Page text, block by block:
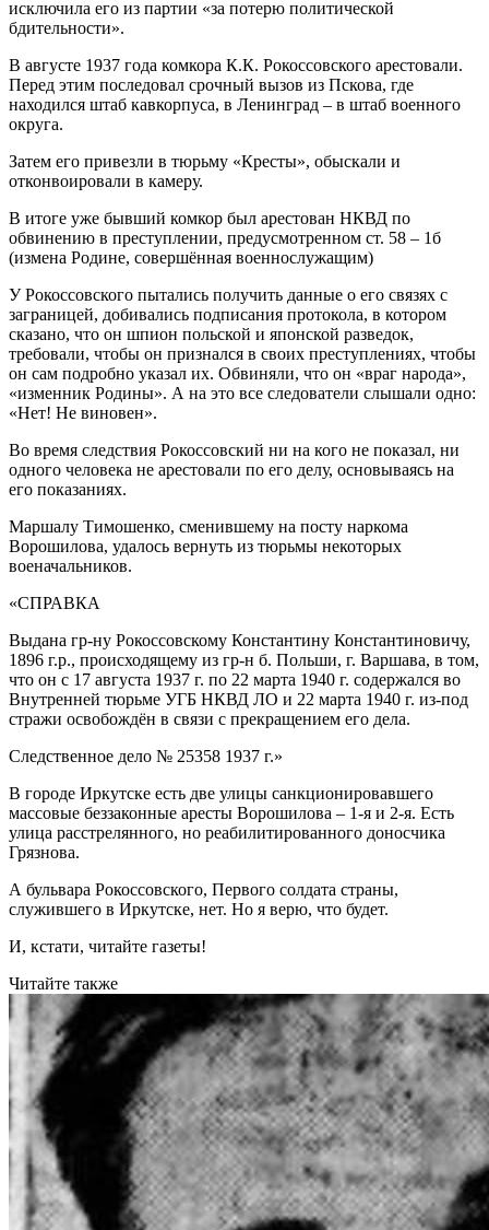
исключила его из партии «за потерю политической
бдительности».
В августе 1937 года комкора К.К. Рокоссовского арестовали.
Перед этим последовал срочный вызов из Пскова, где
находился штаб кавкорпуса, в Ленинград – в штаб военного
округа.
Затем его привезли в тюрьму «Кресты», обыскали и
отконвоировали в камеру.
В итоге уже бывший комкор был арестован НКВД по
обвинению в преступлении, предусмотренном ст. 58 – 1б
(измена Родине, совершённая военнослужащим)
У Рокоссовского пытались получить данные о его связях с
заграницей, добивались подписания протокола, в котором
сказано, что он шпион польской и японской разведок,
требовали, чтобы он признался в своих преступлениях, чтобы
он сам подробно указал их. Обвиняли, что он «враг народа»,
«изменник Родины». А на это все следователи слышали одно:
«Нет! Не виновен».
Во время следствия Рокоссовский ни на кого не показал, ни
одного человека не арестовали по его делу, основываясь на
его показаниях.
Маршалу Тимошенко, сменившему на посту наркома
Ворошилова, удалось вернуть из тюрьмы некоторых
военачальников.
«СПРАВКА
Выдана гр-ну Рокоссовскому Константину Константиновичу,
1896 г.р., происходящему из гр-н б. Польши, г. Варшава, в том,
что он с 17 августа 1937 г. по 22 марта 1940 г. содержался во
Внутренней тюрьме УГБ НКВД ЛО и 22 марта 1940 г. из-под
стражи освобождён в связи с прекращением его дела.
Следственное дело № 25358 1937 г.»
В городе Иркутске есть две улицы санкционировавшего
массовые беззаконные аресты Ворошилова – 1-я и 2-я. Есть
улица расстрелянного, но реабилитированного доносчика
Грязнова.
А бульвара Рокоссовского, Первого солдата страны,
служившего в Иркутске, нет. Но я верю, что будет.
И, кстати, читайте газеты!
Читайте также